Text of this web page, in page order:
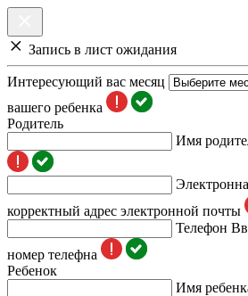
Запись в лист ожидания
Интересующий вас месяц
вашего ребенка
Родитель
Имя
корректный адрес электронной почты
Телефон
номер телефна
Ребенок
Имя